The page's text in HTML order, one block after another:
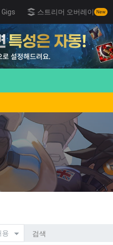
Gigs 스트리머 오버레이 New